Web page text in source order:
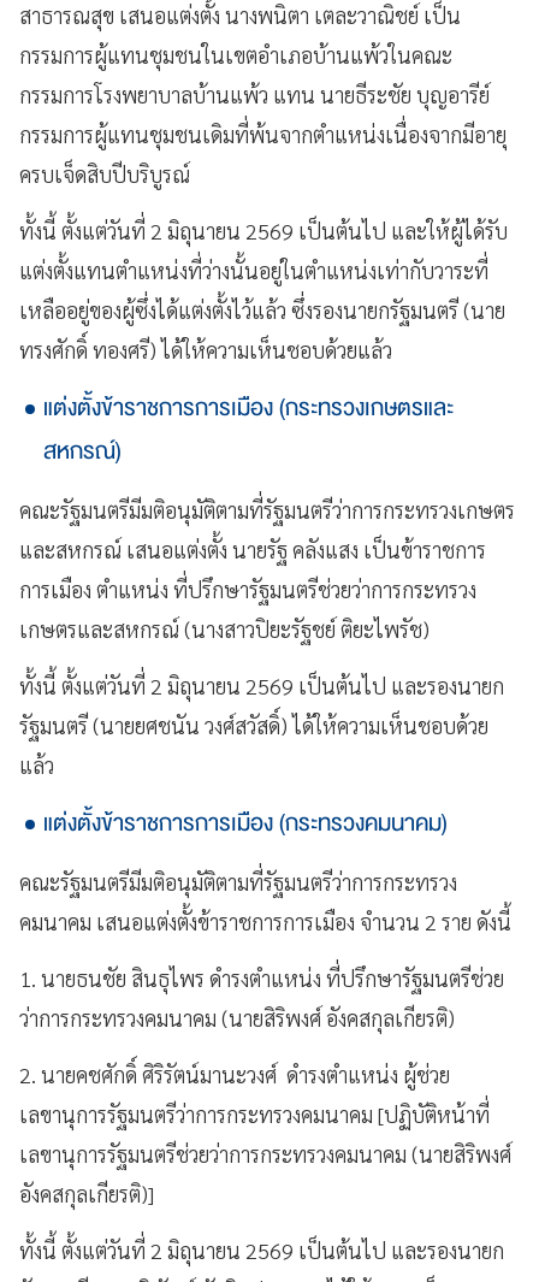
สาธารณสุข เสนอแต่งตั้ง นางพนิตา เตละวาณิชย์ เป็น
กรรมการผู้แทนชุมชนในเขตอำเภอบ้านแพ้วในคณะ
กรรมการโรงพยาบาลบ้านแพ้ว แทน นายธีระชัย บุญอารีย์
กรรมการผู้แทนชุมชนเดิมที่พ้นจากตำแหน่งเนื่องจากมีอายุ
ครบเจ็ดสิบปีบริบูรณ์
ทั้งนี้ ตั้งแต่วันที่ 2 มิถุนายน 2569 เป็นต้นไป และให้ผู้ได้รับ
แต่งตั้งแทนตำแหน่งที่ว่างนั้นอยู่ในตำแหน่งเท่ากับวาระที่
เหลืออยู่ของผู้ซึ่งได้แต่งตั้งไว้แล้ว ซึ่งรองนายกรัฐมนตรี (นาย
ทรงศักดิ์ ทองศรี) ได้ให้ความเห็นชอบด้วยแล้ว
แต่งตั้งข้าราชการการเมือง (กระทรวงเกษตรและ
สหกรณ์)
คณะรัฐมนตรีมีมติอนุมัติตามที่รัฐมนตรีว่าการกระทรวงเกษตร
และสหกรณ์ เสนอแต่งตั้ง นายรัฐ คลังแสง เป็นข้าราชการ
การเมือง ตำแหน่ง ที่ปรึกษารัฐมนตรีช่วยว่าการกระทรวง
เกษตรและสหกรณ์ (นางสาวปิยะรัฐชย์ ติยะไพรัช)
ทั้งนี้ ตั้งแต่วันที่ 2 มิถุนายน 2569 เป็นต้นไป และรองนายก
รัฐมนตรี (นายยศชนัน วงศ์สวัสดิ์) ได้ให้ความเห็นชอบด้วย
แล้ว
แต่งตั้งข้าราชการการเมือง (กระทรวงคมนาคม)
คณะรัฐมนตรีมีมติอนุมัติตามที่รัฐมนตรีว่าการกระทรวง
คมนาคม เสนอแต่งตั้งข้าราชการการเมือง จำนวน 2 ราย ดังนี้
1. นายธนชัย สินธุไพร ดำรงตำแหน่ง ที่ปรึกษารัฐมนตรีช่วย
ว่าการกระทรวงคมนาคม (นายสิริพงศ์ อังคสกุลเกียรติ)
2. นายคชศักดิ์ ศิริรัตน์มานะวงศ์ ดำรงตำแหน่ง ผู้ช่วย
เลขานุการรัฐมนตรีว่าการกระทรวงคมนาคม [ปฏิบัติหน้าที่
เลขานุการรัฐมนตรีช่วยว่าการกระทรวงคมนาคม (นายสิริพงศ์
อังคสกุลเกียรติ)]
ทั้งนี้ ตั้งแต่วันที่ 2 มิถุนายน 2569 เป็นต้นไป และรองนายก